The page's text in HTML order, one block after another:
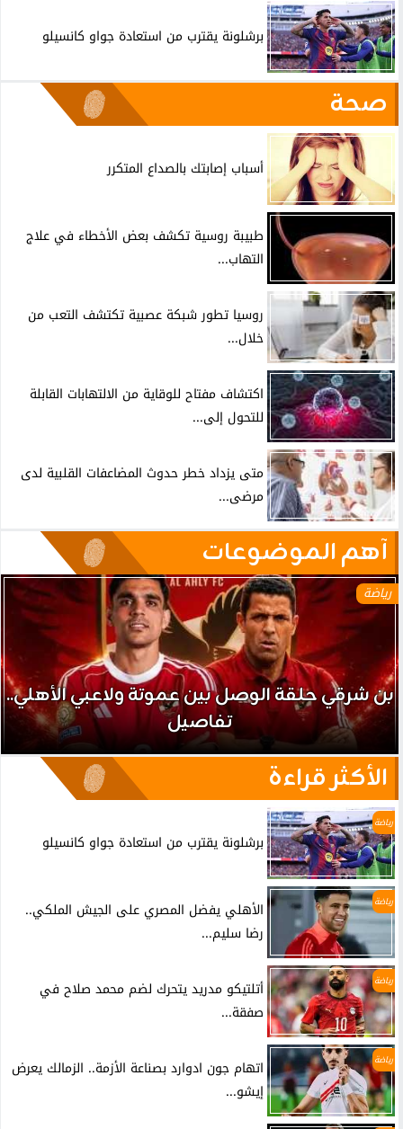
برشلونة يقترب من استعادة جواو كانسيلو
صحة
أسباب إصابتك بالصداع المتكرر
طبيبة روسية تكشف بعض الأخطاء في علاج
التهاب...
روسيا تطور شبكة عصبية تكتشف التعب من
خلال...
اكتشاف مفتاح للوقاية من الالتهابات القابلة
للتحول إلى...
متى يزداد خطر حدوث المضاعفات القلبية لدى
مرضى...
آهم الموضوعات
رياضة
بن شرقي حلقة الوصل بين عموتة ولاعبي الأهلي..
تفاصيل
الأكثر قراءة
رياضة
برشلونة يقترب من استعادة جواو كانسيلو
رياضة
الأهلي يفضل المصري على الجيش الملكي..
رضا سليم...
رياضة
أتلتيكو مدريد يتحرك لضم محمد صلاح في
صفقة...
رياضة
اتهام جون ادوارد بصناعة الأزمة.. الزمالك يعرض
إيشو...